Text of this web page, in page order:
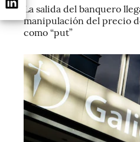
La salida del banquero
manipulación del precio
como “put”